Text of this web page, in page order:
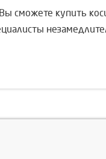
сможете купить